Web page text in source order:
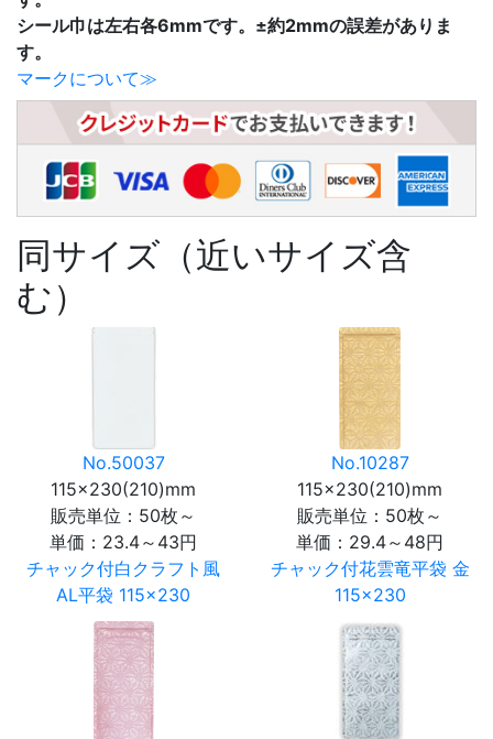
シール巾は左右各6mmです。±約2mmの誤差がありま
す。
マークについて≫
同サイズ（近いサイズ含
む）
No.50037
115×230(210)mm
販売単位：50枚～
単価： 23.4～43円
チャック付白クラフト風
AL平袋 115×230
No.10287
115×230(210)mm
販売単位：50枚～
単価： 29.4～48円
チャック付花雲竜平袋 金
115×230